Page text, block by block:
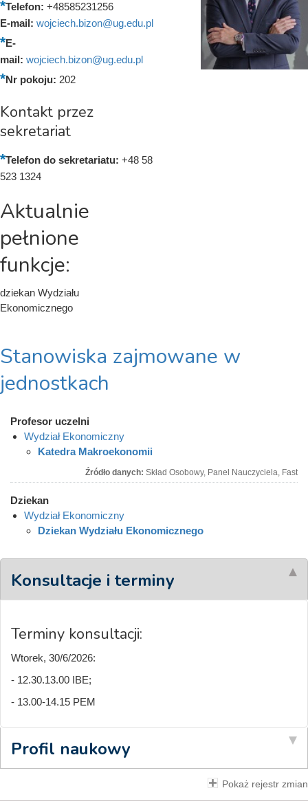
Telefon: +48585231256
E-mail: wojciech.bizon@ug.edu.pl
E-
mail: wojciech.bizon@ug.edu.pl
Nr pokoju: 202
Kontakt przez
sekretariat
Telefon do sekretariatu: +48 58
523 1324
Aktualnie
pełnione
funkcje:
dziekan Wydziału
Ekonomicznego
Stanowiska zajmowane w
jednostkach
Profesor uczelni
Wydział Ekonomiczny
Katedra Makroekonomii
Źródło danych: Skład Osobowy, Panel Nauczyciela, Fast
Dziekan
Wydział Ekonomiczny
Dziekan Wydziału Ekonomicznego
Konsultacje i terminy
Terminy konsultacji:
Wtorek, 30/6/2026:
- 12.30.13.00 IBE;
- 13.00-14.15 PEM
Profil naukowy
Pokaż rejestr zmian